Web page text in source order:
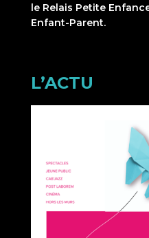
le Relais Petite
Enfant-Parent.
L’ACTU